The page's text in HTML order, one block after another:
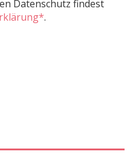
Datenschutz findest
.